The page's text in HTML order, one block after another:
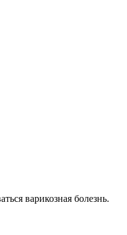
варикозная болезнь.